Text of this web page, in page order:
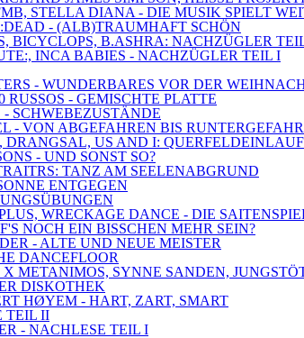
STELLA DIANA - DIE MUSIK SPIELT
- (ALB)TRAUMHAFT SCHÖN
BICYCLOPS, B.ASHRA: NACHZÜGLER
INCA BABIES - NACHZÜGLER TEIL I
- WUNDERBARES VOR DER
- GEMISCHTE PLATTE
SCHWEBEZUSTÄNDE
- VON ABGEFAHREN BIS
DRANGSAL, US AND I: QUERFELDEINLAUF
- UND SONST SO?
TANZ AM SEELENABGRUND
ENTGEGEN
WRECKAGE DANCE - DIE
NOCH EIN BISSCHEN MEHR SEIN?
- ALTE UND NEUE MEISTER
DANCEFLOOR
METANIMOS, SYNNE SANDEN,
DISKOTHEK
HØYEM - HART, ZART, SMART
TEIL II
- NACHLESE TEIL I